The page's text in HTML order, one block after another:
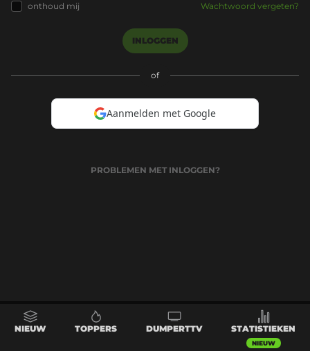
onthoud mij Wachtwoord vergeten?
INLOGGEN
of
Aanmelden met Google
PROBLEMEN MET INLOGGEN?
NIEUW TOPPERS DUMPERTTV STATISTIEKEN
NIEUW